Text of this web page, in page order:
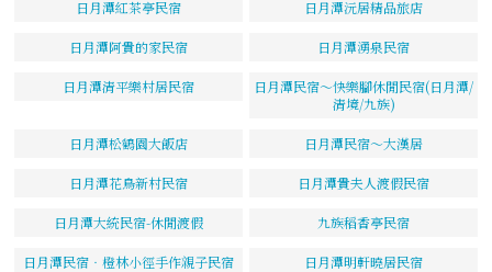
日月潭紅茶亭民宿 日月潭沅居精品旅店
日月潭阿貴的家民宿 日月潭湧泉民宿
日月潭清平樂村居民宿
日月潭民宿～快樂腳休閒民宿(日月潭/
清境/九族)
日月潭松鶴園大飯店 日月潭民宿～大漢居
日月潭花鳥新村民宿 日月潭貴夫人渡假民宿
日月潭大統民宿-休閒渡假 九族稻香亭民宿
日月潭民宿‧橙林小徑手作親子民宿 日月潭明軒曉居民宿